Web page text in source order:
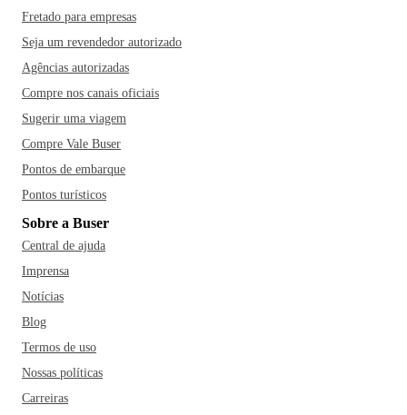
Fretado para empresas
Seja um revendedor autorizado
Agências autorizadas
Compre nos canais oficiais
Sugerir uma viagem
Compre Vale Buser
Pontos de embarque
Pontos turísticos
Sobre a Buser
Central de ajuda
Imprensa
Notícias
Blog
Termos de uso
Nossas políticas
Carreiras